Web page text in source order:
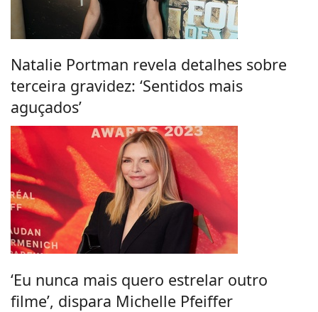
Natalie Portman revela detalhes sobre
terceira gravidez: ‘Sentidos mais
aguçados’
‘Eu nunca mais quero estrelar outro
filme’, dispara Michelle Pfeiffer